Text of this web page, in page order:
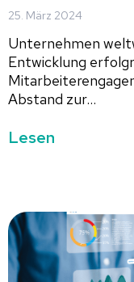
25. März 2024
Unternehmen
Entwicklung
Abstand zur...
Lesen